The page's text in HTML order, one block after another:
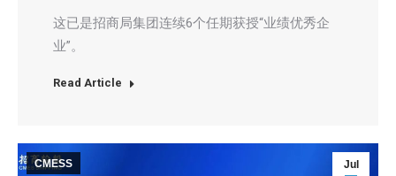
这已是招商局集团连续6个任期获授“业绩优秀企
业”。
Read Article
Jul
CMESS